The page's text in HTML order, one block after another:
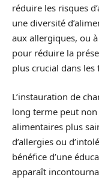
réduire les risques
une diversité
aux allergiques, ou
pour réduire la
plus crucial dans
L’instauration de
long terme peut
alimentaires plus
d’allergies ou
bénéfice d’une
apparaît